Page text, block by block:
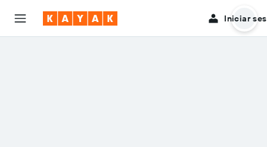
Iniciar